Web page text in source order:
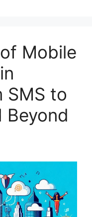
Mobile
SMS to
Beyond